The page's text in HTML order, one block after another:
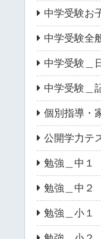
中学受験お
中学受験全
中学受験＿
中学受験＿
個別指導・
公開学力テ
勉強＿中１
勉強＿中２
勉強＿小１